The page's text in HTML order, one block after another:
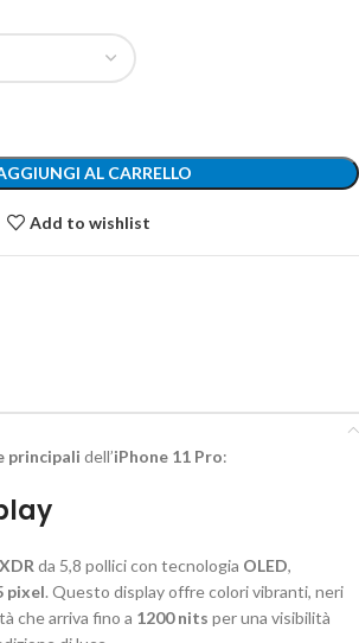
AL CARRELLO
Add to wishlist
principali dell’iPhone 11 Pro:
da 5,8 pollici con tecnologia OLED,
pixel. Questo display offre colori vibranti, neri
che arriva fino a 1200 nits per una visibilità